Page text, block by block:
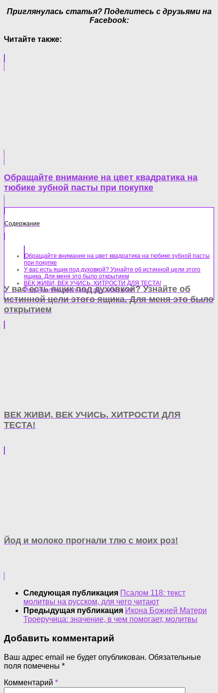
Приглянулась статья? Поделитесь с друзьями на
Facebook:
Читайте также:
Обращайте внимание на цвет квадратика на
тюбике зубной пасты при покупке
Содержание
Обращайте внимание на цвет квадратика на тюбике зубной пасты
при покупке
У вас есть ящик под духовкой? Узнайте об истинной цели этого
ящика. Для меня это было открытием
ВЕК ЖИВИ, ВЕК УЧИСЬ. ХИТРОСТИ ДЛЯ ТЕСТА!
Йод и молоко прогнали тлю с моих роз!
У вас есть ящик под духовкой? Узнайте об
истинной цели этого ящика. Для меня это было
открытием
ВЕК ЖИВИ, ВЕК УЧИСЬ. ХИТРОСТИ ДЛЯ
ТЕСТА!
Йод и молоко прогнали тлю с моих роз!
Следующая публикация Псалом 118: текст
молитвы на русском, для чего читают
Предыдущая публикация Икона Божией Матери
Троеручица: значение, в чем помогает, молитвы
Добавить комментарий
Ваш адрес email не будет опубликован. Обязательные
поля помечены *
Комментарий *